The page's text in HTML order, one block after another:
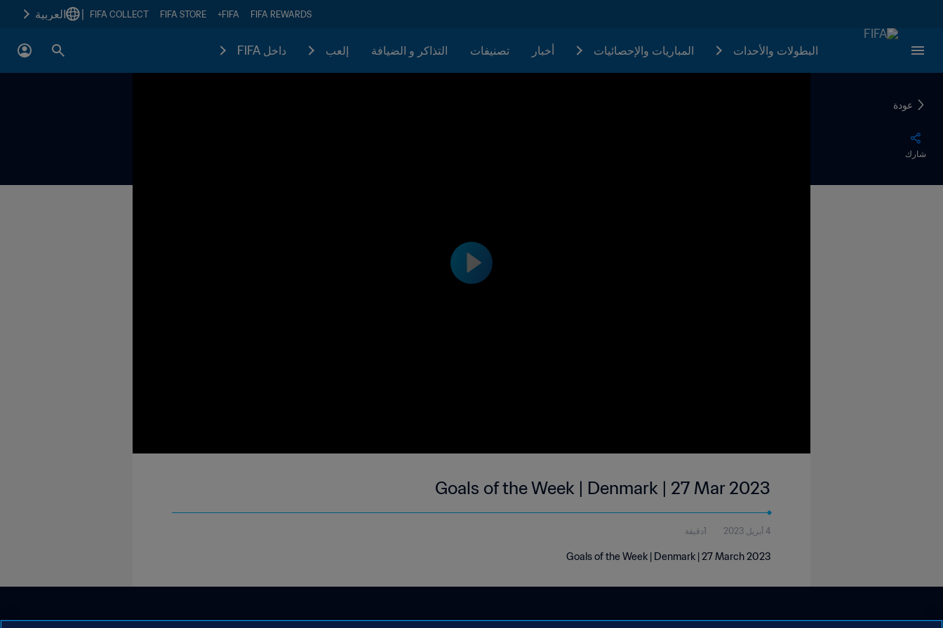
FIFA REWARDS
FIFA+
FIFA STORE
FIFA COLLECT العربية
البطولات والأحدات المباريات والإحصائيات أخبار تصنيفات التذاكر و الضيافة إلعب داخل FIFA
عودة
شارك
Goals of the Week | Denmark | 27 Mar 2023
4 أبريل 2023 1دقيقة
Goals of the Week | Denmark | 27 March 2023